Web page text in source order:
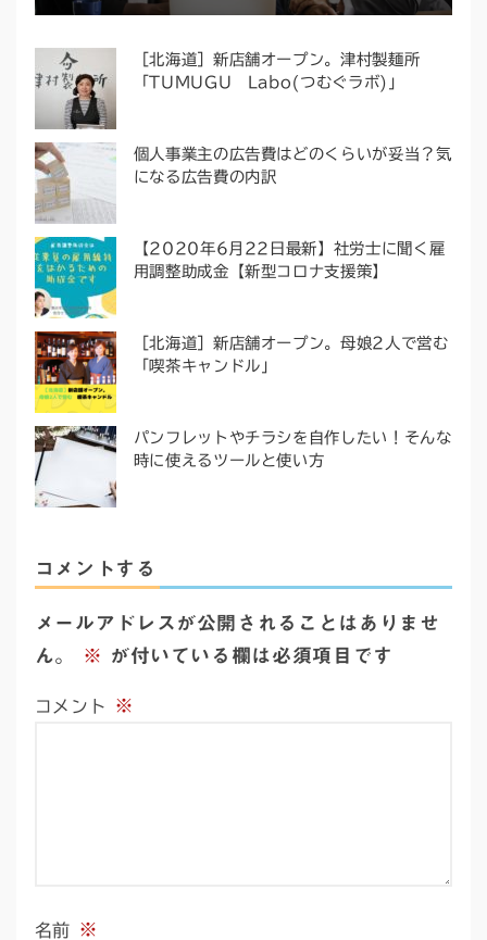
［北海道］新店舗オープン。津村製麺所
「TUMUGU Labo(つむぐラボ)」
個人事業主の広告費はどのくらいが妥当？気
になる広告費の内訳
【2020年6月22日最新】社労士に聞く雇
用調整助成金【新型コロナ支援策】
［北海道］新店舗オープン。母娘2人で営む
「喫茶キャンドル」
パンフレットやチラシを自作したい！そんな
時に使えるツールと使い方
コメントする
メールアドレスが公開されることはありませ
ん。
※ が付いている欄は必須項目です
コメント ※
名前 ※